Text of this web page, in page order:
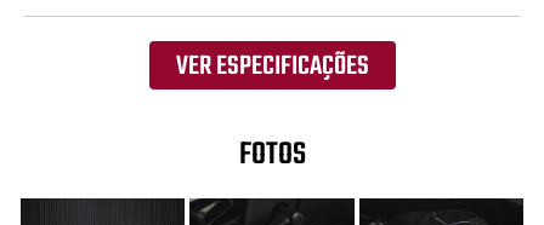
VER ESPECIFICAÇÕES
FOTOS